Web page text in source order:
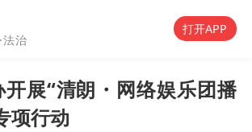
法治
打开APP
展“清朗・网络娱乐团播
项行动